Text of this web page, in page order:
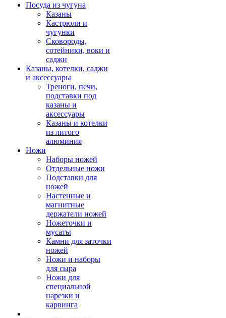
Посуда из чугуна
Казаны
Кастрюли и
чугунки
Сковороды,
сотейники, воки и
саджи
Казаны, котелки, саджи
и аксессуары
Треноги, печи,
подставки под
казаны и
аксессуары
Казаны и котелки
из литого
алюминия
Ножи
Наборы ножей
Отдельные ножи
Подставки для
ножей
Настенные и
магнитные
держатели ножей
Ножеточки и
мусаты
Камни для заточки
ножей
Ножи и наборы
для сыра
Ножи для
специальной
нарезки и
карвинга